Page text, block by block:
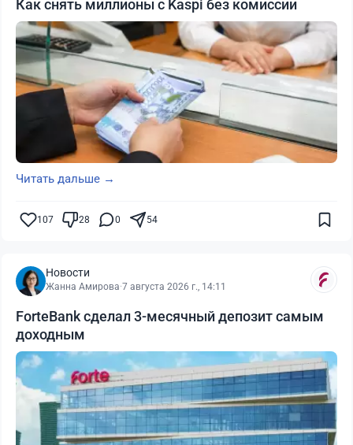
Как снять миллионы с Kaspi без комиссии
Читать дальше →
107 28 0 54
Новости
Жанна Амирова·7 августа 2026 г., 14:11
ForteBank сделал 3-месячный депозит самым
доходным